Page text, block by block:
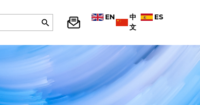
EN
中
文
ES